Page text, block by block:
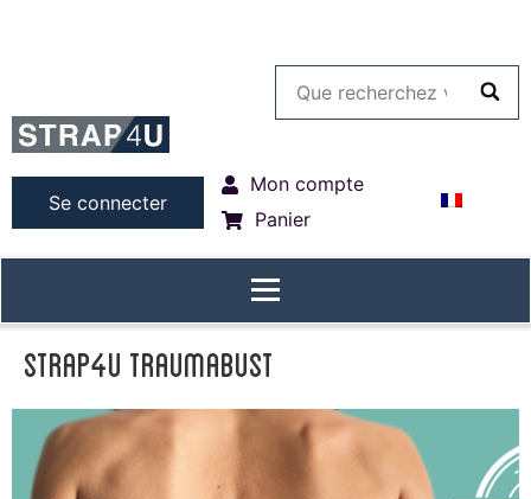
Se connecter
Mon compte
Panier
Strap4u Traumabust